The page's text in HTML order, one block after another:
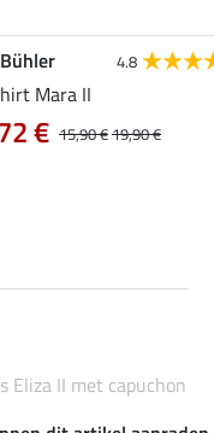
4.8
Mara II
15,90 €19,90 €
€
II met capuchon